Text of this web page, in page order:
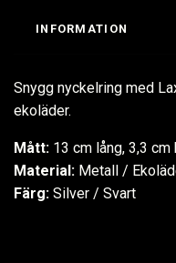
INFORMATION
Snygg nyckelring med
ekoläder.
Mått: 13 cm lång, 3,3 cm
Material: Metall /
Färg: Silver / Svart